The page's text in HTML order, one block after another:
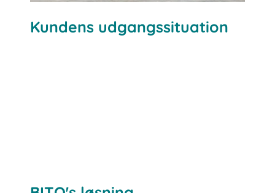
Kundens udgangssituation